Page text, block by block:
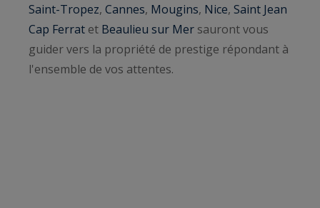
Saint-Tropez, Cannes, Mougins, Nice, Saint Jean
Cap Ferrat et Beaulieu sur Mer sauront vous
guider vers la propriété de prestige répondant à
l'ensemble de vos attentes.